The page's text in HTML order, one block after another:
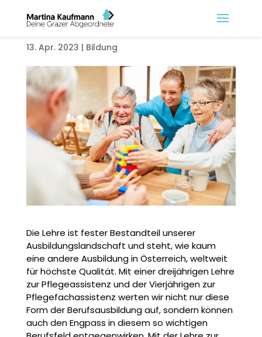
Pflegelehre fixiert!
13. Apr. 2023 | Bildung
Die Lehre ist fester Bestandteil unserer
Ausbildungslandschaft und steht, wie kaum
eine andere Ausbildung in Österreich, weltweit
für höchste Qualität. Mit einer dreijährigen Lehre
zur Pflegeassistenz und der Vierjährigen zur
Pflegefachassistenz werten wir nicht nur diese
Form der Berufsausbildung auf, sondern können
auch den Engpass in diesem so wichtigen